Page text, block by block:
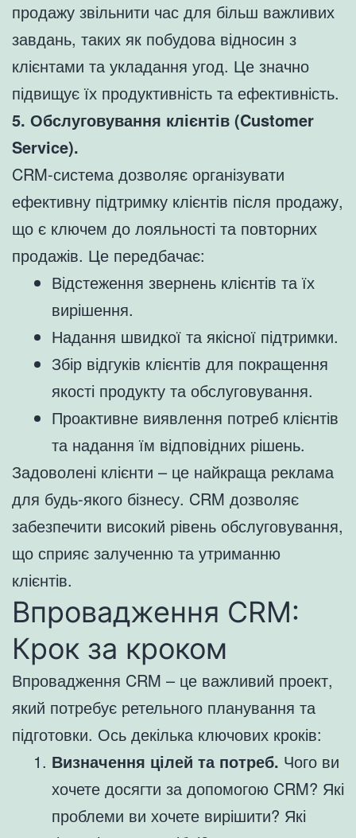
продажу звільнити час для більш важливих
завдань, таких як побудова відносин з
клієнтами та укладання угод. Це значно
підвищує їх продуктивність та ефективність.
5. Обслуговування клієнтів (Customer
Service).
CRM-система дозволяє організувати
ефективну підтримку клієнтів після продажу,
що є ключем до лояльності та повторних
продажів. Це передбачає:
Відстеження звернень клієнтів та їх
вирішення.
Надання швидкої та якісної підтримки.
Збір відгуків клієнтів для покращення
якості продукту та обслуговування.
Проактивне виявлення потреб клієнтів
та надання їм відповідних рішень.
Задоволені клієнти – це найкраща реклама
для будь-якого бізнесу. CRM дозволяє
забезпечити високий рівень обслуговування,
що сприяє залученню та утриманню
клієнтів.
Впровадження CRM:
Крок за кроком
Впровадження CRM – це важливий проект,
який потребує ретельного планування та
підготовки. Ось декілька ключових кроків:
Визначення цілей та потреб. Чого ви
хочете досягти за допомогою CRM? Які
проблеми ви хочете вирішити? Які